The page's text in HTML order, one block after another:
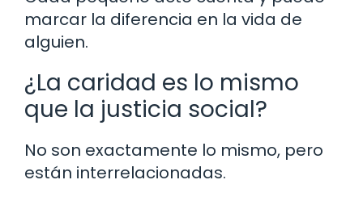
marcar la diferencia en la vida de
alguien.
¿La caridad es lo mismo
que la justicia social?
No son exactamente lo mismo, pero
están interrelacionadas.